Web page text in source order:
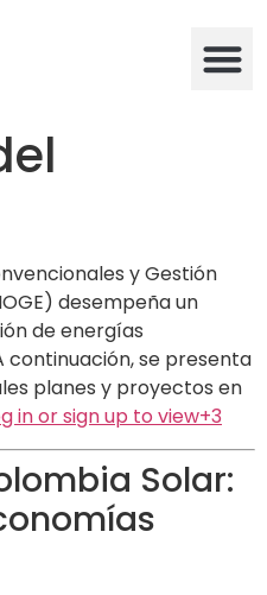
y Gestión
desempeña un
de energías
continuación, se presenta
planes y proyectos en
in or sign up to view+3
Solar: